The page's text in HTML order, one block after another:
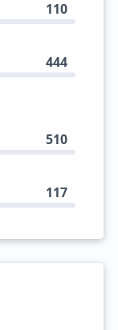
110
444
510
117